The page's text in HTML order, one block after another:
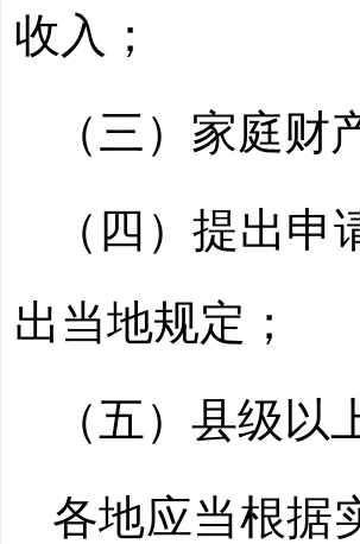
收入；
（三）家庭
（四）提出
出当地规定；
（五）县级
各地应当根据